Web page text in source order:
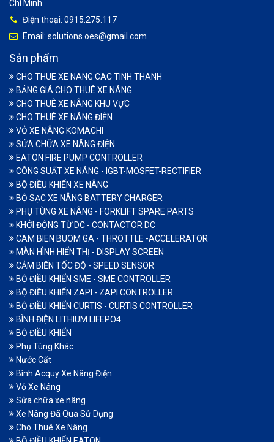
Chí Minh
Điện thoại: 0915.275.117
Email: solutions.oes@gmail.com
Sản phẩm
CHO THUE XE NANG CAC TINH THANH
BẢNG GIÁ CHO THUÊ XE NÂNG
CHO THUÊ XE NÂNG KHU VỰC
CHO THUÊ XE NÂNG ĐIỆN
VỎ XE NÂNG KOMACHI
SỬA CHỮA XE NÂNG ĐIỆN
EATON FIRE PUMP CONTROLLER
CÔNG SUẤT XE NÂNG - IGBT-MOSFET-RECTIFIER
BỘ ĐIỀU KHIỂN XE NÂNG
BỘ SẠC XE NÂNG BATTERY CHARGER
PHỤ TÙNG XE NÂNG - FORKLIFT SPARE PARTS
KHỞI ĐỘNG TỪ DC - CONTACTOR DC
CAM BIEN BUOM GA - THROTTLE -ACCELERATOR
MÀN HÌNH HIỂN THỊ - DISPLAY SCREEN
CẢM BIẾN TỐC ĐỘ - SPEED SENSOR
BỘ ĐIỀU KHIỂN SME - SME CONTROLLER
BỘ ĐIỀU KHIỂN ZAPI - ZAPI CONTROLLER
BỘ ĐIỀU KHIỂN CURTIS - CURTIS CONTROLLER
BÌNH ĐIỆN LITHIUM LIFEPO4
BỘ ĐIỀU KHIỂN
Phụ Tùng Khác
Nước Cất
Bình Acquy Xe Nâng Điện
Vỏ Xe Nâng
Sửa chữa xe nâng
Xe Nâng Đã Qua Sử Dụng
Cho Thuê Xe Nâng